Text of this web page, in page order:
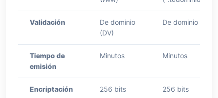
Validación
De dominio
(DV)
De dominio (DV)
Tiempo de
emisión
Minutos Minutos
Encriptación 256 bits 256 bits